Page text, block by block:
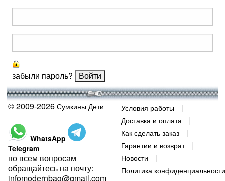
забыли пароль?
© 2009-2026 Сумкины Дети
WhatsApp
Telegram
по всем вопросам
обращайтесь на почту:
infomodernbag@gmail.com
Условия работы
Доставка и оплата
Как сделать заказ
Гарантии и возврат
Новости
Политика конфиденциальности